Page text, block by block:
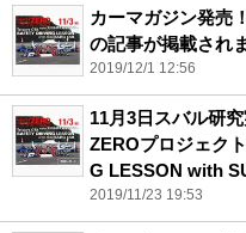
カーマガジン発
の記事が掲載され
2019/12/1 12:56
11月3日スバル研
ZEROプロジェク
G LESSON with
2019/11/23 19:53